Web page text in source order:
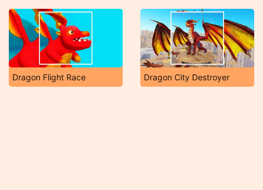
Dragon Flight Race Dragon City Destroyer